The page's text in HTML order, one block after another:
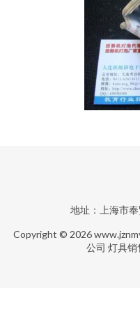
地址：上海市
Copyright © 2026
公司 灯具销